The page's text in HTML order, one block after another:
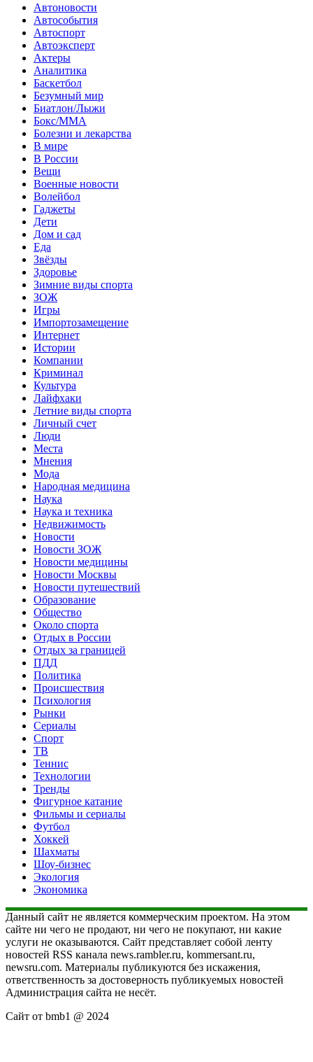
Автоновости
Автособытия
Автоспорт
Автоэксперт
Актеры
Аналитика
Баскетбол
Безумный мир
Биатлон/Лыжи
Бокс/MMA
Болезни и лекарства
В мире
В России
Вещи
Военные новости
Волейбол
Гаджеты
Дети
Дом и сад
Еда
Звёзды
Здоровье
Зимние виды спорта
ЗОЖ
Игры
Импортозамещение
Интернет
Истории
Компании
Криминал
Культура
Лайфхаки
Летние виды спорта
Личный счет
Люди
Места
Мнения
Мода
Народная медицина
Наука
Наука и техника
Недвижимость
Новости
Новости ЗОЖ
Новости медицины
Новости Москвы
Новости путешествий
Образование
Общество
Около спорта
Отдых в России
Отдых за границей
ПДД
Политика
Происшествия
Психология
Рынки
Сериалы
Спорт
ТВ
Теннис
Технологии
Тренды
Фигурное катание
Фильмы и сериалы
Футбол
Хоккей
Шахматы
Шоу-бизнес
Экология
Экономика
Данный сайт не является коммерческим проектом. На этом
сайте ни чего не продают, ни чего не покупают, ни какие
услуги не оказываются. Сайт представляет собой ленту
новостей RSS канала news.rambler.ru, kommersant.ru,
newsru.com. Материалы публикуются без искажения,
ответственность за достоверность публикуемых новостей
Администрация сайта не несёт.
Сайт от bmb1 @ 2024